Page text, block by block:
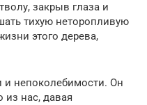
закрыв глаза и
тихую неторопливую
этого дерева,
непоколебимости. Он
нас, давая